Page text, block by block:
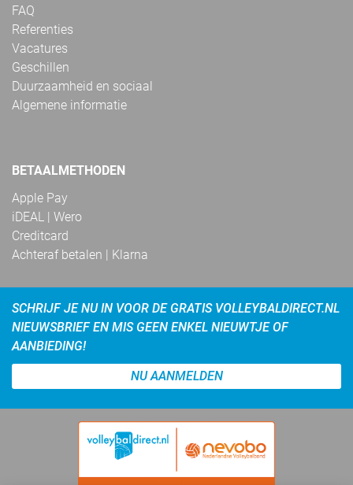
FAQ
Referenties
Vacatures
Geschillen
Duurzaamheid en sociaal
Algemene informatie
BETAALMETHODEN
Apple Pay
iDEAL | Wero
Creditcard
Achteraf betalen | Klarna
SCHRIJF JE NU IN VOOR DE GRATIS VOLLEYBALDIRECT.NL
NIEUWSBRIEF EN MIS GEEN ENKEL NIEUWTJE OF
AANBIEDING!
NU AANMELDEN